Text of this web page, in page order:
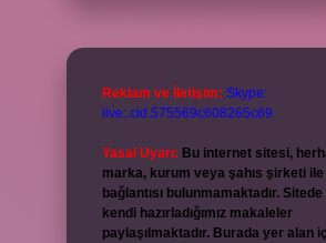
Reklam ve İletişim: Skype:
live:.cid.575569c608265c69
Yasal Uyarı: Bu internet sitesi,
marka, kurum veya şahıs şirketi
bağlantısı bulunmamaktadır. Sitede
kendi hazırladığımız makaleler
paylaşılmaktadır. Burada yer alan